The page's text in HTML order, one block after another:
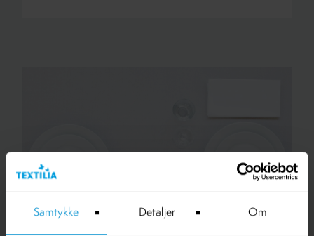
Samtykke Detaljer Om